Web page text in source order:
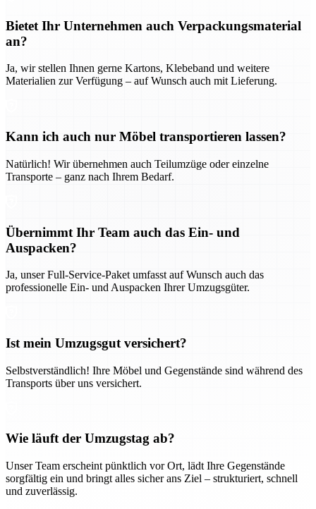
Bietet Ihr Unternehmen auch Verpackungsmaterial
an?
Ja, wir stellen Ihnen gerne Kartons, Klebeband und weitere
Materialien zur Verfügung – auf Wunsch auch mit Lieferung.
Kann ich auch nur Möbel transportieren lassen?
Natürlich! Wir übernehmen auch Teilumzüge oder einzelne
Transporte – ganz nach Ihrem Bedarf.
Übernimmt Ihr Team auch das Ein- und
Auspacken?
Ja, unser Full-Service-Paket umfasst auf Wunsch auch das
professionelle Ein- und Auspacken Ihrer Umzugsgüter.
Ist mein Umzugsgut versichert?
Selbstverständlich! Ihre Möbel und Gegenstände sind während des
Transports über uns versichert.
Wie läuft der Umzugstag ab?
Unser Team erscheint pünktlich vor Ort, lädt Ihre Gegenstände
sorgfältig ein und bringt alles sicher ans Ziel – strukturiert, schnell
und zuverlässig.